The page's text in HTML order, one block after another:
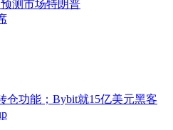
预测市场特朗普
仓功能；Bybit就15亿美元黑客